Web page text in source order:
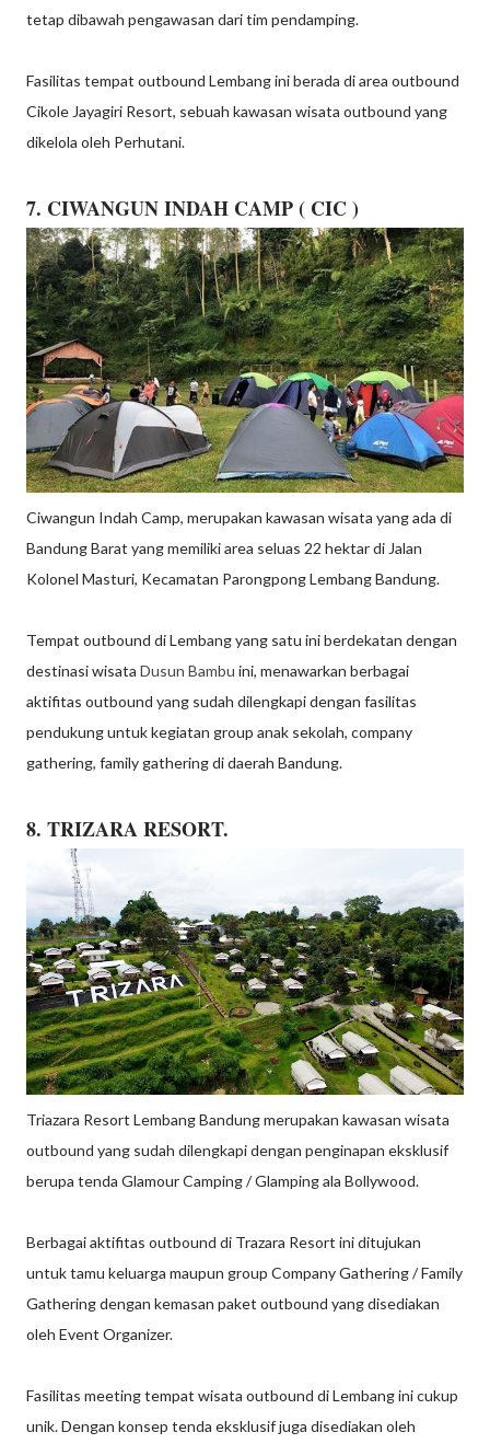
tetap dibawah pengawasan dari tim pendamping.
Fasilitas tempat outbound Lembang ini berada di area outbound
Cikole Jayagiri Resort, sebuah kawasan wisata outbound yang
dikelola oleh Perhutani.
7. CIWANGUN INDAH CAMP ( CIC )
Ciwangun Indah Camp, merupakan kawasan wisata yang ada di
Bandung Barat yang memiliki area seluas 22 hektar di Jalan
Kolonel Masturi, Kecamatan Parongpong Lembang Bandung.
Tempat outbound di Lembang yang satu ini berdekatan dengan
destinasi wisata Dusun Bambu ini, menawarkan berbagai
aktifitas outbound yang sudah dilengkapi dengan fasilitas
pendukung untuk kegiatan group anak sekolah, company
gathering, family gathering di daerah Bandung.
8. TRIZARA RESORT.
Triazara Resort Lembang Bandung merupakan kawasan wisata
outbound yang sudah dilengkapi dengan penginapan eksklusif
berupa tenda Glamour Camping / Glamping ala Bollywood.
Berbagai aktifitas outbound di Trazara Resort ini ditujukan
untuk tamu keluarga maupun group Company Gathering / Family
Gathering dengan kemasan paket outbound yang disediakan
oleh Event Organizer.
Fasilitas meeting tempat wisata outbound di Lembang ini cukup
unik. Dengan konsep tenda eksklusif juga disediakan oleh